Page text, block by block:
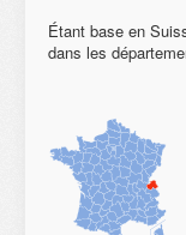
Étant base en
dans les